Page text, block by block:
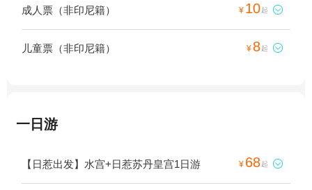
成人票（非印尼籍） ¥ 10起 
儿童票（非印尼籍） ¥ 8起 
一日游
【日惹出发】水宫+日惹苏丹皇宫1日游 ¥ 68起 